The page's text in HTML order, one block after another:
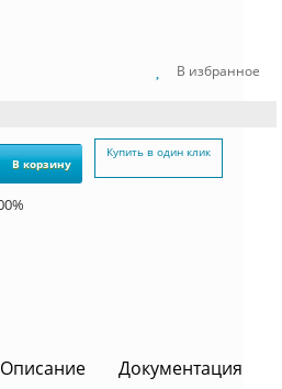
В избранное
В корзину
Купить в один клик
Описание
Документация